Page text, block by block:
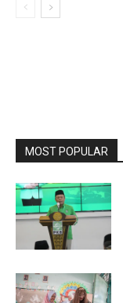
MOST POPULAR